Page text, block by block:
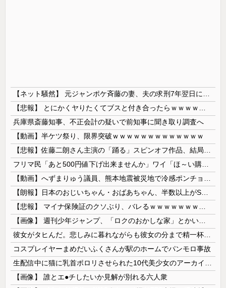
兵庫県斎藤知事、不正会計の疑いで前知事に聞き取り調査へ
【動画】半ケツ祭り、限界突破ｗｗｗｗｗｗｗｗｗｗｗｗｗ
コスプレイヤーまめだいふくさんが駅のホームでパンモロ事故
【画像】 誰とエ●チしたいか見解が別れる六人衆